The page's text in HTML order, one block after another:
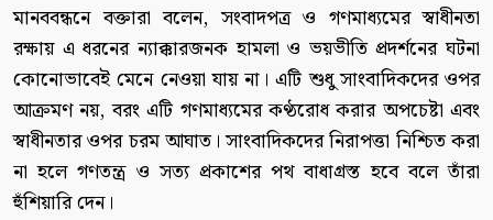
মানববন্ধনে বক্তারা বলেন, সংবাদপত্র ও গণমাধ্যমের স্বাধীনতা
রক্ষায় এ ধরনের ন্যাক্কারজনক হামলা ও ভয়ভীতি প্রদর্শনের ঘটনা
কোনোভাবেই মেনে নেওয়া যায় না। এটি শুধু সাংবাদিকদের ওপর
আক্রমণ নয়, বরং এটি গণমাধ্যমের কণ্ঠরোধ করার অপচেষ্টা এবং
স্বাধীনতার ওপর চরম আঘাত। সাংবাদিকদের নিরাপত্তা নিশ্চিত করা
না হলে গণতন্ত্র ও সত্য প্রকাশের পথ বাধাগ্রস্ত হবে বলে তাঁরা
হুঁশিয়ারি দেন।